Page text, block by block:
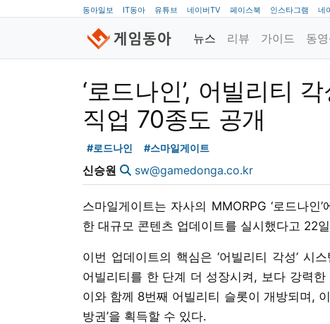
동아일보 IT동아 유튜브 네이버TV 페이스북 인스타그램 네
뉴스 리뷰 가이드 동
‘로드나인’, 어빌리티
직업 70종도 공개
#로드나인 #스마일게이트
신승원 sw@gamedonga.co.kr
스마일게이트는 자사의 MMORPG ‘로드나
한 대규모 콘텐츠 업데이트를 실시했다고 22
이번 업데이트의 핵심은 ‘어빌리티 각성’ 시
어빌리티를 한 단계 더 성장시켜, 보다 강력
이와 함께 8번째 어빌리티 슬롯이 개방되며,
방권’을 획득할 수 있다.